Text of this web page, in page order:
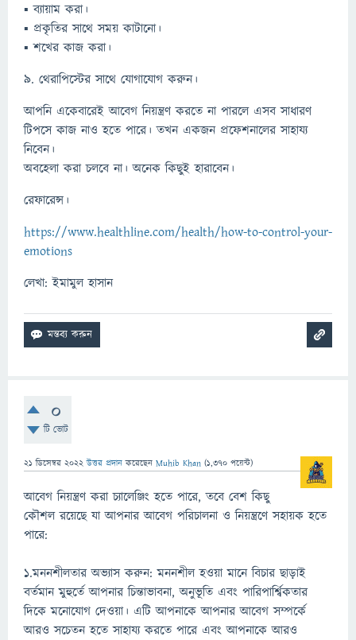
▪ ব্যায়াম করা।
▪ প্রকৃতির সাথে সময় কাটানো।
▪ শখের কাজ করা।
৯. থেরাপিস্টের সাথে যোগাযোগ করুন।
আপনি একেবারেই আবেগ নিয়ন্ত্রণ করতে না পারলে এসব সাধারণ
টিপসে কাজ নাও হতে পারে। তখন একজন প্রফেশনালের সাহায্য
নিবেন।
অবহেলা করা চলবে না। অনেক কিছুই হারাবেন।
রেফারেন্স।
https://www.healthline.com/health/how-to-control-your-
emotions
লেখা: ইমামুল হাসান
0
টি ভোট
21 ডিসেম্বর 2022 উত্তর প্রদান করেছেন Muhib Khan (1,370 পয়েন্ট)
আবেগ নিয়ন্ত্রণ করা চ্যালেঞ্জিং হতে পারে, তবে বেশ কিছু
কৌশল রয়েছে যা আপনার আবেগ পরিচালনা ও নিয়ন্ত্রণে সহায়ক হতে
পারে:
1.মননশীলতার অভ্যাস করুন: মননশীল হওয়া মানে বিচার ছাড়াই
বর্তমান মুহুর্তে আপনার চিন্তাভাবনা, অনুভূতি এবং পারিপার্শ্বিকতার
দিকে মনোযোগ দেওয়া। এটি আপনাকে আপনার আবেগ সম্পর্কে
আরও সচেতন হতে সাহায্য করতে পারে এবং আপনাকে আরও